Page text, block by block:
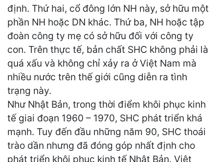
định. Thứ hai, cổ đông lớn NH này, sở hữu một
phần NH hoặc DN khác. Thứ ba, NH hoặc tập
đoàn công ty mẹ có sở hữu đối với công ty
con. Trên thực tế, bản chất SHC không phải là
quá xấu và không chỉ xảy ra ở Việt Nam mà
nhiều nước trên thế giới cũng diễn ra tình
trạng này.
Như Nhật Bản, trong thời điểm khôi phục kinh
tế giai đoạn 1960 – 1970, SHC phát triển khá
mạnh. Tuy đến đầu những năm 90, SHC thoái
trào dần nhưng đã đóng góp nhất định cho
phát triển khôi phục kinh tế Nhật Bản. Việt